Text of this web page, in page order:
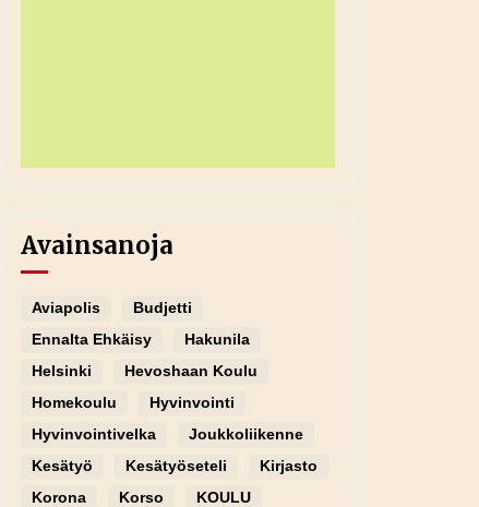
Avainsanoja
Aviapolis
Budjetti
Ennalta Ehkäisy
Hakunila
Helsinki
Hevoshaan Koulu
Homekoulu
Hyvinvointi
Hyvinvointivelka
Joukkoliikenne
Kesätyö
Kesätyöseteli
Kirjasto
Korona
Korso
KOULU